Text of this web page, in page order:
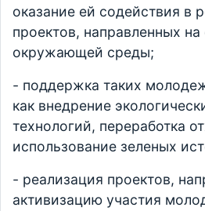
оказание ей содействия в
проектов, направленных на
окружающей среды;
- поддержка таких
как внедрение
технологий, переработка
использование зеленых
- реализация проектов,
активизацию участия